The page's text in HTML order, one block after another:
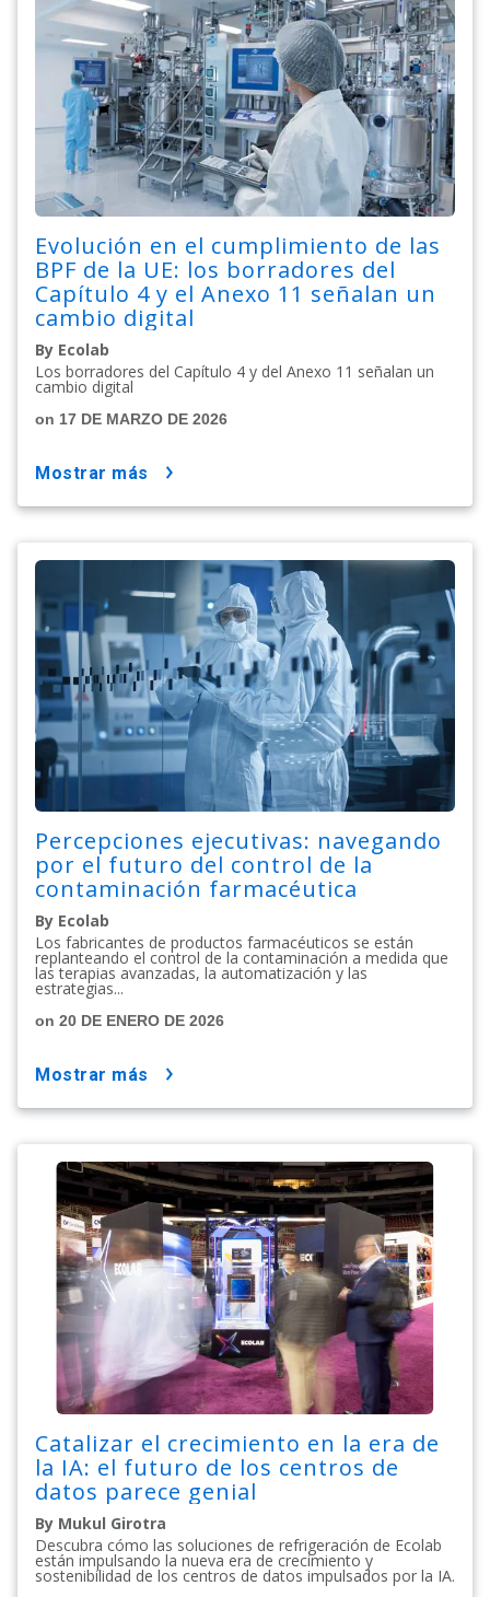
Evolución en el cumplimiento de las
BPF de la UE: los borradores del
Capítulo 4 y el Anexo 11 señalan un
cambio digital
By Ecolab
Los borradores del Capítulo 4 y del Anexo 11 señalan un
cambio digital
on 17 DE MARZO DE 2026
mostrar más
Percepciones ejecutivas: navegando
por el futuro del control de la
contaminación farmacéutica
By Ecolab
Los fabricantes de productos farmacéuticos se están
replanteando el control de la contaminación a medida que
las terapias avanzadas, la automatización y las
estrategias...
on 20 DE ENERO DE 2026
mostrar más
Catalizar el crecimiento en la era de
la IA: el futuro de los centros de
datos parece genial
By Mukul Girotra
Descubra cómo las soluciones de refrigeración de Ecolab
están impulsando la nueva era de crecimiento y
sostenibilidad de los centros de datos impulsados por la IA.